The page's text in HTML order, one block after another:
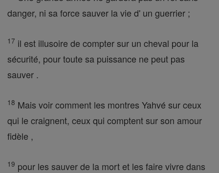
danger, ni sa force sauver la vie d' un guerrier ;
17 il est illusoire de compter sur un cheval pour la
sécurité, pour toute sa puissance ne peut pas
sauver .
18 Mais voir comment les montres Yahvé sur ceux
qui le craignent, ceux qui comptent sur son amour
fidèle ,
19 pour les sauver de la mort et les faire vivre dans